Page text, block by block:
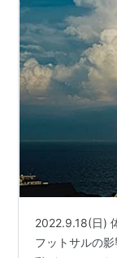
2022.9.18(日)
フットサルの